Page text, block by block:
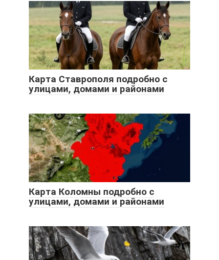
Карта Ставрополя подробно с
улицами, домами и районами
Карта Коломны подробно с
улицами, домами и районами